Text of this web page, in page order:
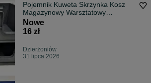
Pojemnik Kuweta Skrzynka Kosz
Magazynowy Warsztatowy
Garażowy 30x20x20
Nowe
16 zł
Dzierżoniów
31 lipca 2026